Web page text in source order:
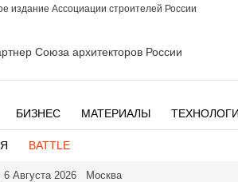
издание Ассоциации строителей России
Союза архитекторов России
БИЗНЕС МАТЕРИАЛЫ
BATTLE
6 Августа 2026 Москва